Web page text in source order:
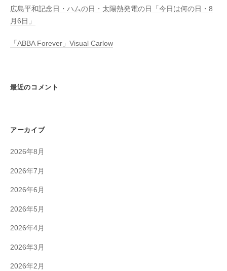
広島平和記念日・ハムの日・太陽熱発電の日「今日は何の日・8
月6日」
「ABBA Forever」Visual Carlow
最近のコメント
アーカイブ
2026年8月
2026年7月
2026年6月
2026年5月
2026年4月
2026年3月
2026年2月